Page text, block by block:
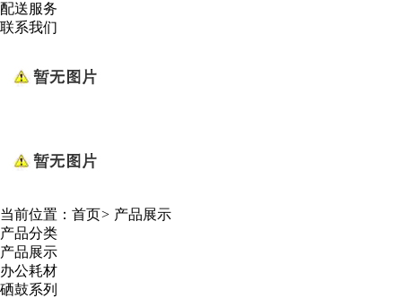
配送服务
联系我们
当前位置： 首页> 产品展示
产品分类
产品展示
办公耗材
硒鼓系列